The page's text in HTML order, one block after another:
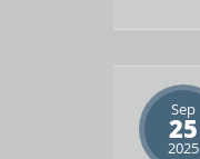
Sep
25
2025